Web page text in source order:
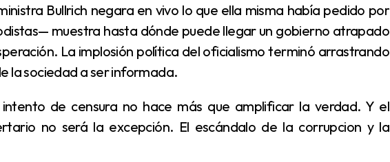
Bullrich negara en vivo lo que ella misma había pedido por
muestra hasta dónde puede llegar un gobierno atrapado
La implosión política del oficialismo terminó arrastrando
la sociedad a ser informada.
no será la excepción. El escándalo de la corrupcion y la